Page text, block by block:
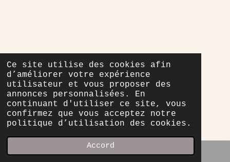
Ce site utilise des cookies afin
d’améliorer votre expérience
utilisateur et vous proposer des
annonces personnalisées. En
continuant d'utiliser ce site, vous
confirmez que vous acceptez notre
politique d’utilisation des cookies.
Accord